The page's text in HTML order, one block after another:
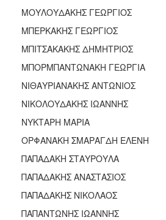
ΜΟΥΛΟΥΔΑΚΗΣ ΓΕΩΡΓΙΟΣ
ΜΠΕΡΚΑΚΗΣ ΓΕΩΡΓΙΟΣ
ΜΠΙΤΣΑΚΑΚΗΣ ΔΗΜΗΤΡΙΟΣ
ΜΠΟΡΜΠΑΝΤΩΝΑΚΗ ΓΕΩΡΓΙΑ
ΝΙΘΑΥΡΙΑΝΑΚΗΣ ΑΝΤΩΝΙΟΣ
ΝΙΚΟΛΟΥΔΑΚΗΣ ΙΩΑΝΝΗΣ
ΝΥΚΤΑΡΗ ΜΑΡΙΑ
ΟΡΦΑΝΑΚΗ ΣΜΑΡΑΓΔΗ ΕΛΕΝΗ
ΠΑΠΑΔΑΚΗ ΣΤΑΥΡΟΥΛΑ
ΠΑΠΑΔΑΚΗΣ ΑΝΑΣΤΑΣΙΟΣ
ΠΑΠΑΔΑΚΗΣ ΝΙΚΟΛΑΟΣ
ΠΑΠΑΝΤΩΝΗΣ ΙΩΑΝΝΗΣ